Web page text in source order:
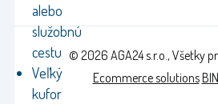
alebo
služobnú
cestu
Veľký
kufor
© 2026 AGA24 s.r.o., Všetky
Ecommerce solutions